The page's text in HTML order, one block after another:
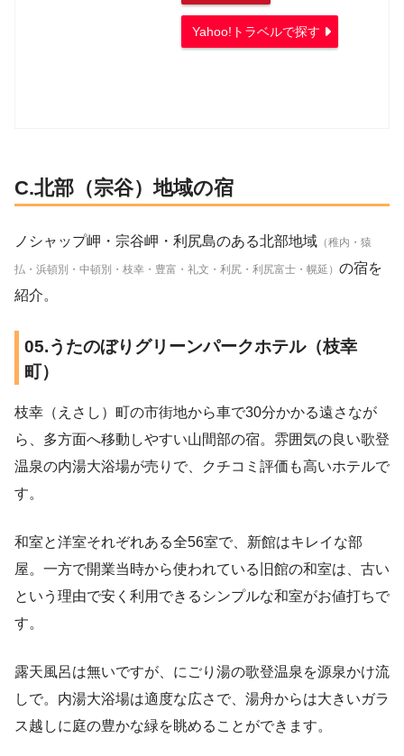
Yahoo!トラベルで探す
C.北部（宗谷）地域の宿
ノシャップ岬・宗谷岬・利尻島のある北部地域 （稚内・猿
払・浜頓別・中頓別・枝幸・豊富・礼文・利尻・利尻富士・幌延） の宿を
紹介。
05.うたのぼりグリーンパークホテル（枝幸
町）
枝幸（えさし）町の市街地から車で30分かかる遠さなが
ら、多方面へ移動しやすい山間部の宿。雰囲気の良い歌登
温泉の内湯大浴場が売りで、クチコミ評価も高いホテルで
す。
和室と洋室それぞれある全56室で、新館はキレイな部
屋。一方で開業当時から使われている旧館の和室は、古い
という理由で安く利用できるシンプルな和室がお値打ちで
す。
露天風呂は無いですが、にごり湯の歌登温泉を源泉かけ流
しで。内湯大浴場は適度な広さで、湯舟からは大きいガラ
ス越しに庭の豊かな緑を眺めることができます。